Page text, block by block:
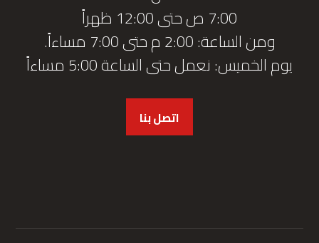
7:00 ص حتى 12:00 ظهراً
ومن الساعة: 2:00 م حتى 7:00 مساءاً.
يوم الخميس: نعمل حتى الساعة 5:00 مساءاً
اتصل بنا